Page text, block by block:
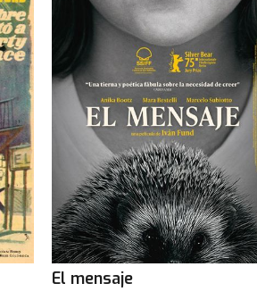
El mensaje